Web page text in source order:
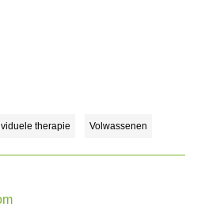
therapie Volwassenen